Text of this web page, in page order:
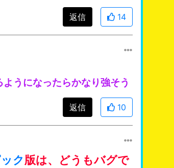
返信 14
ようになったらかなり強そう
返信 10
ク版は、どうもバグで